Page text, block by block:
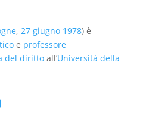
, 27 giugno 1978) è
e professore
del dirittoall’Università della
Il